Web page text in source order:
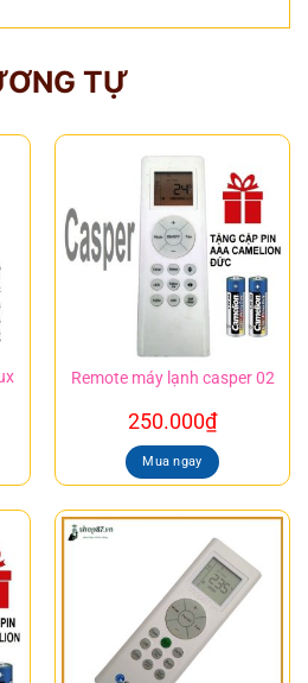
TỰ
Remote máy lạnh casper 02
250.000₫
Mua ngay